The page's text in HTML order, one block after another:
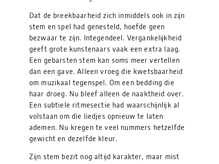
Dat de breekbaarheid zich inmiddels ook in zijn
stem en spel had genesteld, hoefde geen
bezwaar te zijn. Integendeel. Vergankelijkheid
geeft grote kunstenaars vaak een extra laag.
Een gebarsten stem kan soms meer vertellen
dan een gave. Alleen vroeg die kwetsbaarheid
om muzikaal tegenspel. Om een bedding die
haar droeg. Nu bleef alleen de naaktheid over.
Een subtiele ritmesectie had waarschijnlijk al
volstaan om die liedjes opnieuw te laten
ademen. Nu kregen te veel nummers hetzelfde
gewicht en dezelfde kleur.
Zijn stem bezit nog altijd karakter, maar mist